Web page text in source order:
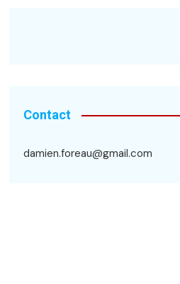
Contact
damien.foreau@gmail.com